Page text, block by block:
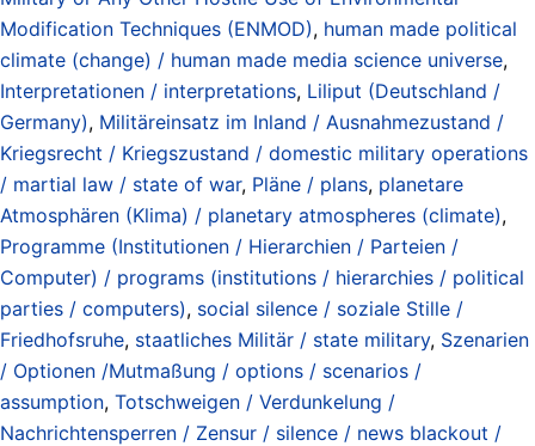
Modification Techniques (ENMOD), human made political
climate (change) / human made media science universe,
Interpretationen / interpretations, Liliput (Deutschland /
Germany), Militäreinsatz im Inland / Ausnahmezustand /
Kriegsrecht / Kriegszustand / domestic military operations
/ martial law / state of war, Pläne / plans, planetare
Atmosphären (Klima) / planetary atmospheres (climate),
Programme (Institutionen / Hierarchien / Parteien /
Computer) / programs (institutions / hierarchies / political
parties / computers), social silence / soziale Stille /
Friedhofsruhe, staatliches Militär / state military, Szenarien
/ Optionen /Mutmaßung / options / scenarios /
assumption, Totschweigen / Verdunkelung /
Nachrichtensperren / Zensur / silence / news blackout /